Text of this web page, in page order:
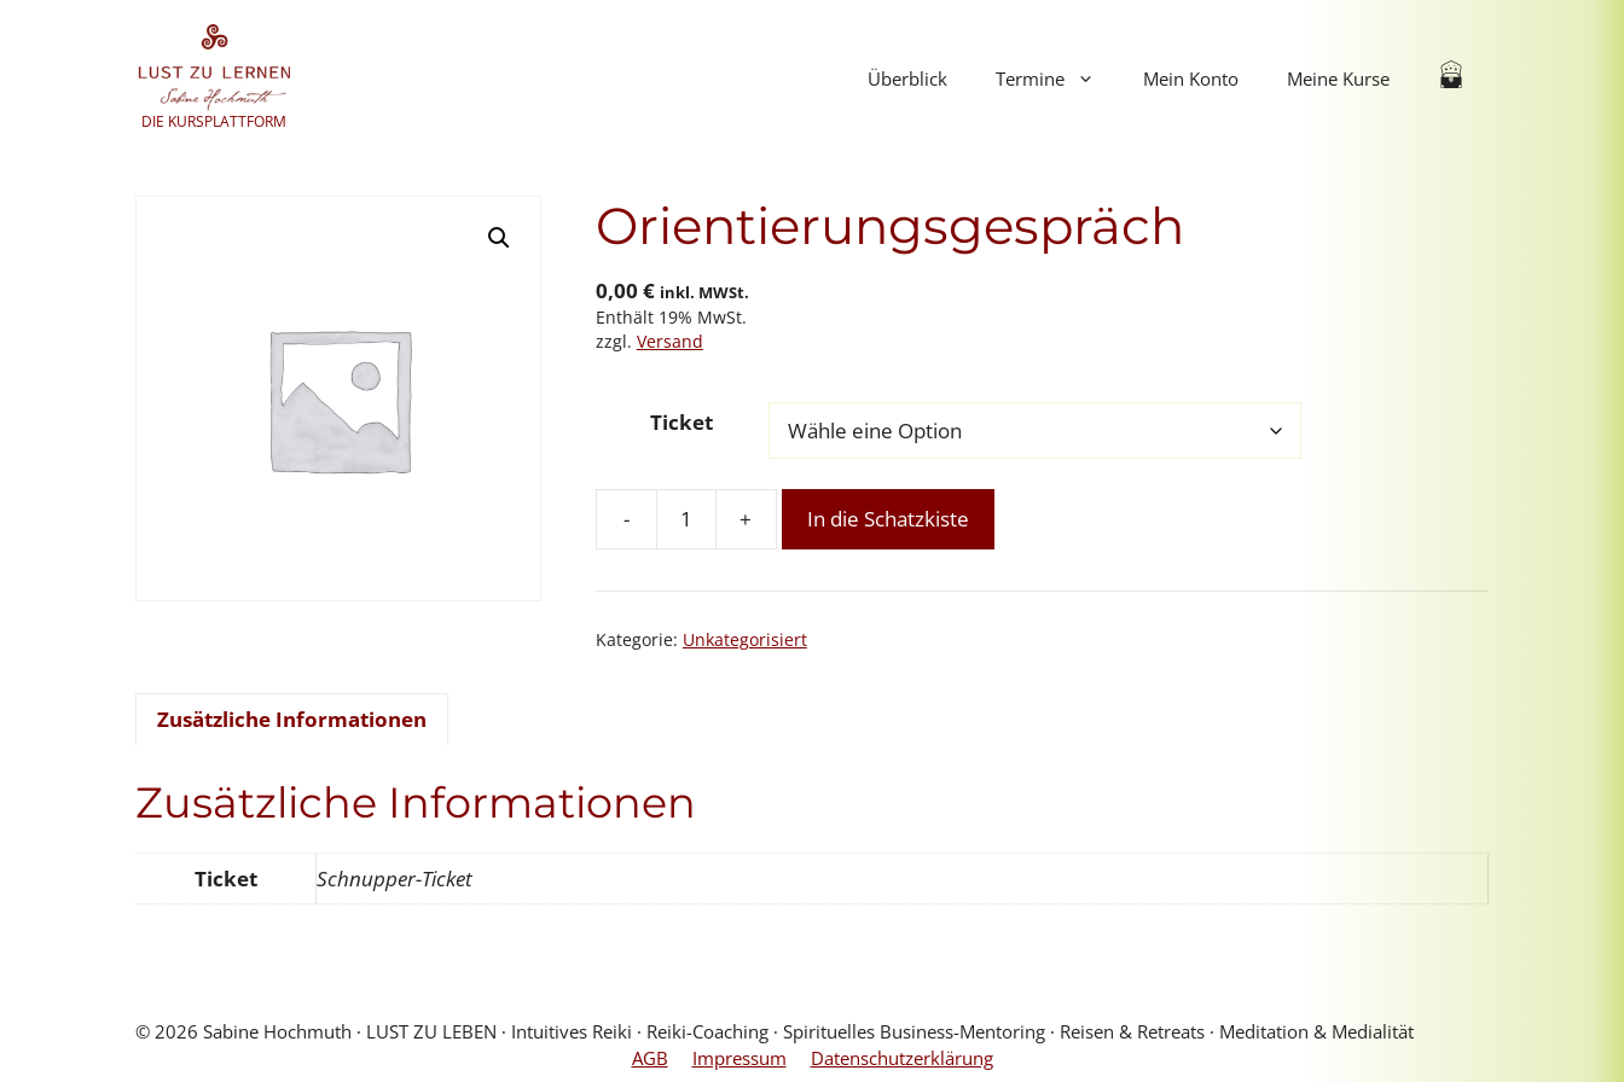
DIE KURSPLATTFORM
Überblick Termine Mein Konto Meine Kurse
Orientierungsgespräch
0,00 € inkl. MWSt.
Enthält 19% MwSt.
zzgl. Versand
Ticket
-
Orientierungsgespräch
+ In die Schatzkiste
Kategorie: Unkategorisiert
Zusätzliche Informationen
Zusätzliche Informationen
Ticket Schnupper-Ticket
AGB Impressum Datenschutzerklärung
© 2026 Sabine Hochmuth ∙ LUST ZU LEBEN ∙ Intuitives Reiki ∙ Reiki-Coaching ∙ Spirituelles Business-Mentoring ∙ Reisen & Retreats ∙ Meditation & Medialität